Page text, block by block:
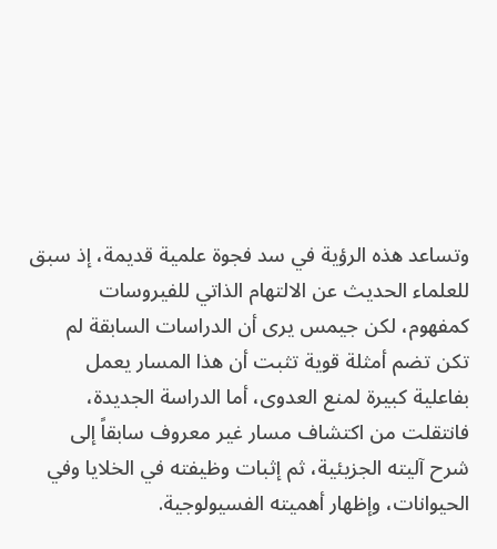
وتساعد هذه الرؤية في سد فجوة علمية قديمة، إذ سبق
للعلماء الحديث عن الالتهام الذاتي للفيروسات
كمفهوم، لكن جيمس يرى أن الدراسات السابقة لم
تكن تضم أمثلة قوية تثبت أن هذا المسار يعمل
بفاعلية كبيرة لمنع العدوى، أما الدراسة الجديدة،
فانتقلت من اكتشاف مسار غير معروف سابقاً إلى
شرح آليته الجزيئية، ثم إثبات وظيفته في الخلايا وفي
الحيوانات، وإظهار أهميته الفسيولوجية.